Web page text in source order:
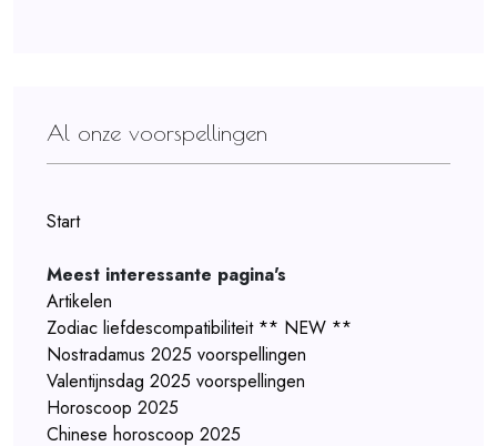
Al onze voorspellingen
Start
Meest interessante pagina's
Artikelen
Zodiac liefdescompatibiliteit ** NEW **
Nostradamus 2025 voorspellingen
Valentijnsdag 2025 voorspellingen
Horoscoop 2025
Chinese horoscoop 2025